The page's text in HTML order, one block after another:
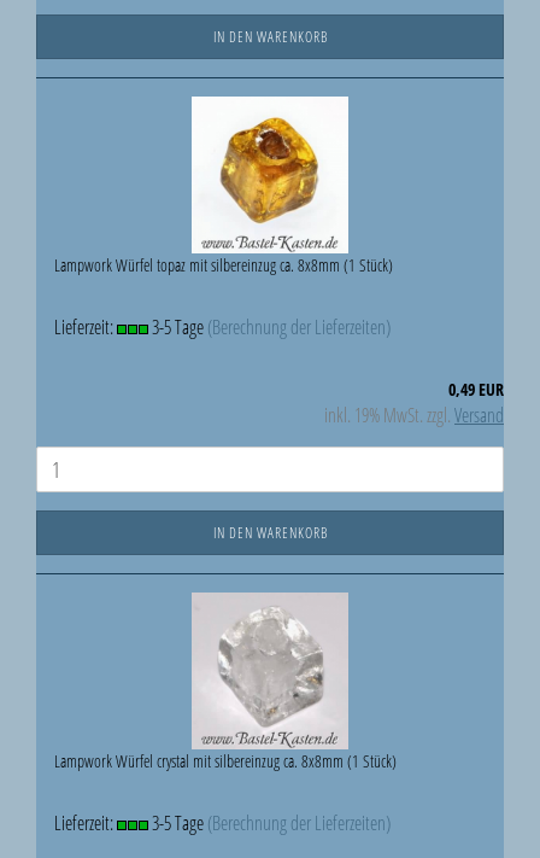
IN DEN WARENKORB
Lampwork Würfel topaz mit silbereinzug ca. 8x8mm (1 Stück)
Lieferzeit: 3-5 Tage(Berechnung der Lieferzeiten)
0,49 EUR
inkl. 19% MwSt. zzgl.Versand
IN DEN WARENKORB
Lampwork Würfel crystal mit silbereinzug ca. 8x8mm (1 Stück)
Lieferzeit: 3-5 Tage(Berechnung der Lieferzeiten)